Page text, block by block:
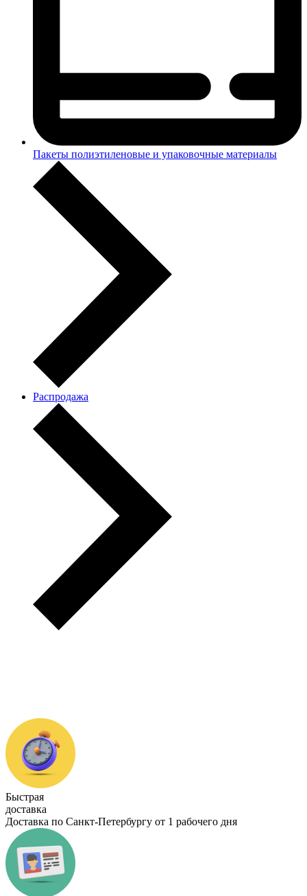
Пакеты полиэтиленовые и упаковочные материалы
Распродажа
Быстрая
доставка
Доставка по Санкт-Петербургу от 1 рабочего дня